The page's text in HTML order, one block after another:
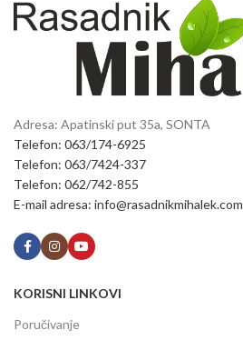
Adresa: Apatinski put 35a, SONTA
Telefon: 063/174-6925
Telefon: 063/7424-337
Telefon: 062/742-855
E-mail adresa: info@rasadnikmihalek.com
KORISNI LINKOVI
Poručivanje